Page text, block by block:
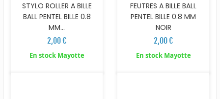
STYLO ROLLER A BILLE
BALL PENTEL BILLE 0.8
MM...
2,00 €
En stock Mayotte
FEUTRES A BILLE BALL
PENTEL BILLE 0.8 MM
NOIR
2,00 €
En stock Mayotte